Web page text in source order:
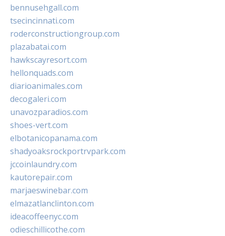
bennusehgall.com
tsecincinnati.com
roderconstructiongroup.com
plazabatai.com
hawkscayresort.com
hellonquads.com
diarioanimales.com
decogaleri.com
unavozparadios.com
shoes-vert.com
elbotanicopanama.com
shadyoaksrockportrvpark.com
jccoinlaundry.com
kautorepair.com
marjaeswinebar.com
elmazatlanclinton.com
ideacoffeenyc.com
odieschillicothe.com